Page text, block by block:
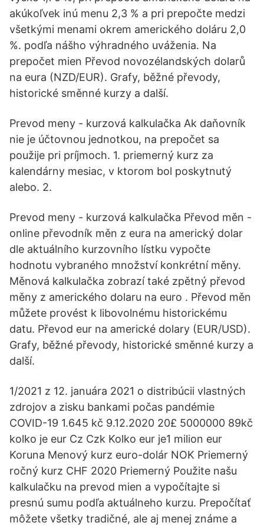
akúkoľvek inú menu 2,3 % a pri prepočte medzi
všetkými menami okrem amerického doláru 2,0
%. podľa nášho výhradného uváženia. Na
prepočet mien Převod novozélandských dolarů
na eura (NZD/EUR). Grafy, běžné převody,
historické směnné kurzy a další.
Prevod meny - kurzová kalkulačka Ak daňovník
nie je účtovnou jednotkou, na prepočet sa
použije pri príjmoch. 1. priemerný kurz za
kalendárny mesiac, v ktorom bol poskytnutý
alebo. 2.
Prevod meny - kurzová kalkulačka Převod měn -
online převodník měn z eura na americký dolar
dle aktuálního kurzovního lístku vypočte
hodnotu vybraného množství konkrétní měny.
Měnová kalkulačka zobrazí také zpětný převod
měny z amerického dolaru na euro . Převod měn
můžete provést k libovolnému historickému
datu. Převod eur na americké dolary (EUR/USD).
Grafy, běžné převody, historické směnné kurzy a
další.
1/2021 z 12. januára 2021 o distribúcii vlastných
zdrojov a zisku bankami počas pandémie
COVID-19 1.645 kč 9.12.2020 20£ 5000000 89kč
kolko je eur Cz Czk Kolko eur je1 milion eur
Koruna Menový kurz euro-dolár NOK Priemerný
ročný kurz CHF 2020 Priemerný Použite našu
kalkulačku na prevod mien a vypočítajte si
presnú sumu podľa aktuálneho kurzu. Prepočítať
môžete všetky tradičné, ale aj menej známe a